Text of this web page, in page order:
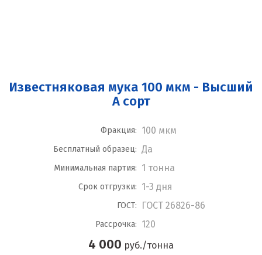
Известняковая мука 100 мкм - Высший
А сорт
Фракция: 100 мкм
Бесплатный образец: Да
Минимальная партия: 1 тонна
Срок отгрузки: 1-3 дня
ГОСТ: ГОСТ 26826-86
Рассрочка: 120
4 000 руб./тонна